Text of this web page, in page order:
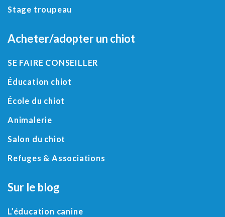
Stage troupeau
Acheter/adopter un chiot
SE FAIRE CONSEILLER
Éducation chiot
École du chiot
Animalerie
Salon du chiot
Refuges &Associations
Sur le blog
L’éducation canine